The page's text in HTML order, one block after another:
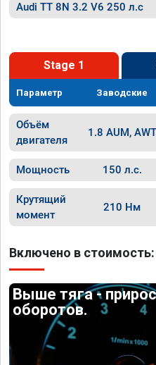
Audi TT 8N 3.2 V6 250 л.с
Stage 1
Параметр Заводские
Объём
двигателя
1.8 AUM, AWT
Мощность 150 л.с.
Крутящий
момент
210 Нм
Включено в стоимость:
Выше тяга -
оборотов.